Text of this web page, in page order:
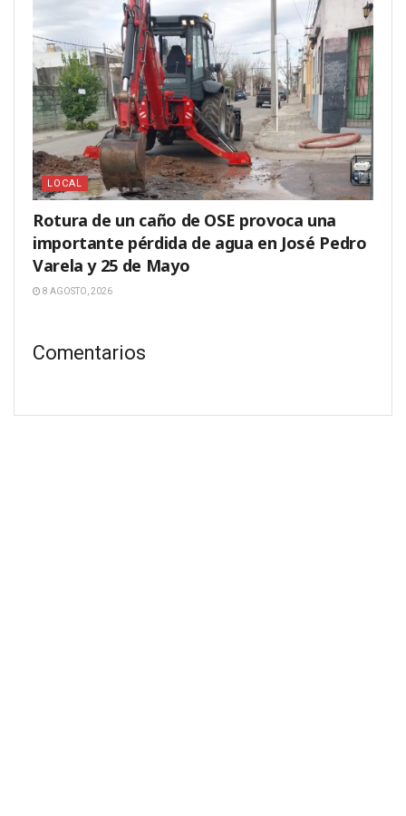
LOCAL
Rotura de un caño de OSE provoca una
importante pérdida de agua en José Pedro
Varela y 25 de Mayo
8 AGOSTO, 2026
Comentarios